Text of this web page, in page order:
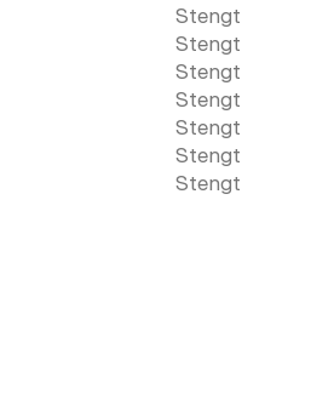
Stengt
Stengt
Stengt
Stengt
Stengt
Stengt
Stengt